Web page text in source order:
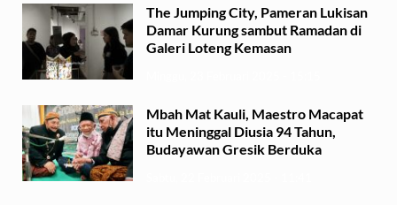
The Jumping City, Pameran Lukisan
Damar Kurung sambut Ramadan di
Galeri Loteng Kemasan
Mbah Mat Kauli, Maestro Macapat
itu Meninggal Diusia 94 Tahun,
Budayawan Gresik Berduka